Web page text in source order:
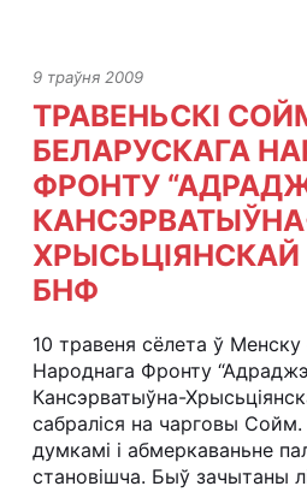
9 траўня 2009
ТРАВЕНЬСКІ
БЕЛАРУСКАГА
ФРОНТУ
БНФ
10 травеня сёлета ў
Народнага Фронту
Кансэрватыўна-
сабраліся на чарговы
думкамі і абмеркаваньне
становішча. Быў зачытаны